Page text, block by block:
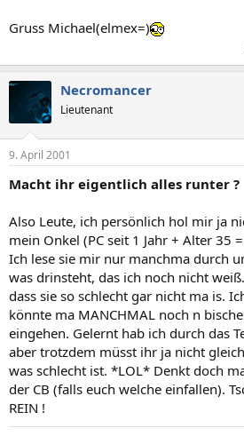
Gruss Michael(elmex=)
Necromancer
Lieutenant
9. April 2001
Macht ihr eigentlich alles runter ?
Also Leute, ich persönlich hol mir ja
mein Onkel (PC seit 1 Jahr + Alter 35
Ich lese sie mir nur manchma durch
was drinsteht, das ich noch nicht
dass sie so schlecht gar nicht ma is.
könnte ma MANCHMAL noch n
eingehen. Gelernt hab ich durch das
aber trotzdem müsst ihr ja nicht
was schlecht ist. *LOL* Denkt doch
der CB (falls euch welche einfallen).
REIN !